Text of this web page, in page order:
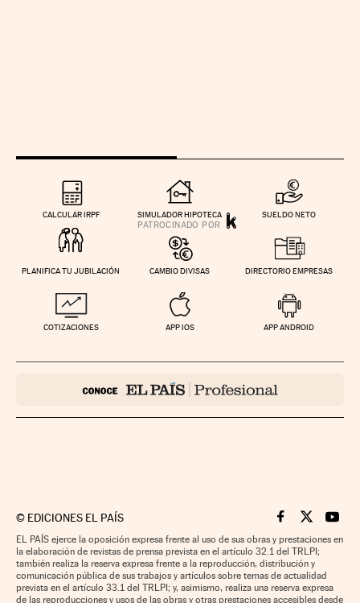
CALCULAR IRPF SIMULADOR HIPOTECA SUELDO NETO
PLANIFICA TU JUBILACIÓN CAMBIO DIVISAS DIRECTORIO EMPRESAS
COTIZACIONES APP IOS APP ANDROID
© EDICIONES EL PAÍS Cinco Días en
Cinco Días
Cinco
EL PAÍS ejerce la oposición expresa frente al uso de sus obras y prestaciones en
la elaboración de revistas de prensa prevista en el artículo 32.1 del TRLPI;
también realiza la reserva expresa frente a la reproducción, distribución y
comunicación pública de sus trabajos y artículos sobre temas de actualidad
prevista en el artículo 33.1 del TRLPI; y, asimismo, realiza una reserva expresa
de las reproducciones y usos de las obras y otras prestaciones accesibles desde